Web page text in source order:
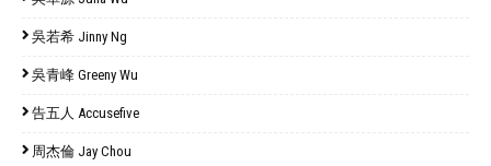
吳若希 Jinny Ng
吳青峰 Greeny Wu
告五人 Accusefive
周杰倫 Jay Chou